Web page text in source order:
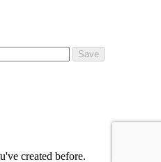
created before.